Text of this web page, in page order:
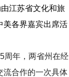
江苏省文化和旅
美各界嘉宾出席活
年，两省州在经
流合作的一次具体